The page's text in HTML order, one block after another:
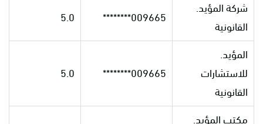
شركة المؤيد.
القانونية
009665********
5.0
المؤيد.
للاستشارات
القانونية
009665********
5.0
مكتب المؤيد.